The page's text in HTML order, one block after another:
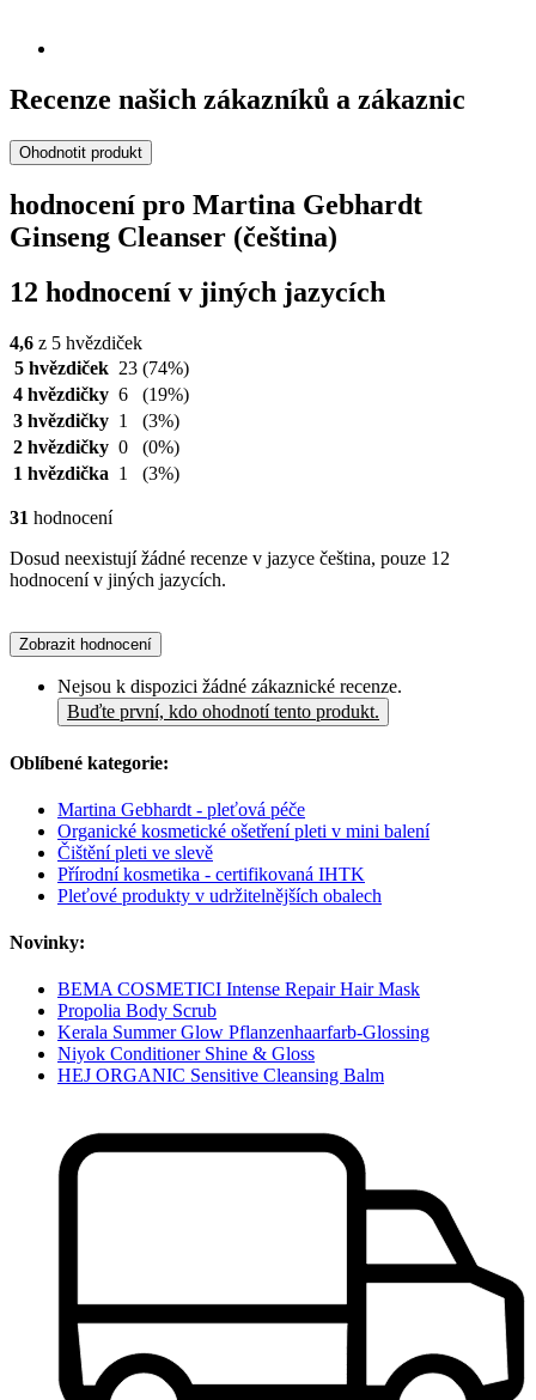
Recenze našich zákazníků a zákaznic
Ohodnotit produkt
hodnocení pro Martina Gebhardt
Ginseng Cleanser (čeština)
12 hodnocení v jiných jazycích
4,6 z 5 hvězdiček
5 hvězdiček 23 (74%)
4 hvězdičky 6
(19%)
3 hvězdičky 1
(3%)
2 hvězdičky 0
(0%)
1 hvězdička 1 (3%)
31 hodnocení
Dosud neexistují žádné recenze v jazyce čeština, pouze 12
hodnocení v jiných jazycích.
Zobrazit hodnocení
Nejsou k dispozici žádné zákaznické recenze.
Buďte první, kdo ohodnotí tento produkt.
Oblíbené kategorie:
Martina Gebhardt - pleťová péče
Organické kosmetické ošetření pleti v mini balení
Čištění pleti ve slevě
Přírodní kosmetika - certifikovaná IHTK
Pleťové produkty v udržitelnějších obalech
Novinky:
BEMA COSMETICI Intense Repair Hair Mask
Propolia Body Scrub
Kerala Summer Glow Pflanzenhaarfarb-Glossing
Niyok Conditioner Shine & Gloss
HEJ ORGANIC Sensitive Cleansing Balm